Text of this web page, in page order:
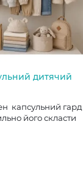
дитячий
капсульний гард
його скласти